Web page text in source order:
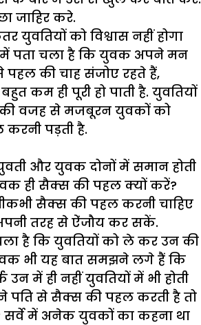
जाहिर करे.
युवतियों को विश्वास नहीं होगा
पता चला है कि युवक अपने मन
की चाह संजोए रहते हैं,
कम ही पूरी हो पाती है. युवतियों
की वजह से मजबूरन युवकों को
पड़ती है.
और युवक दोनों में समान होती
ही सैक्स की पहल क्यों करें?
सैक्स की पहल करनी चाहिए
तरह से ऐंजौय कर सकें.
है कि युवतियों को ले कर उन की
भी यह बात समझने लगे हैं कि
में ही नहीं युवतियों में भी होती
पति से सैक्स की पहल करती है तो
सर्वे में अनेक युवकों का कहना था